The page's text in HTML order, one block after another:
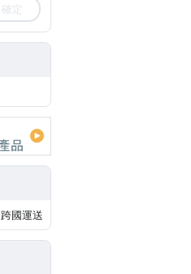
確定
跨國運送